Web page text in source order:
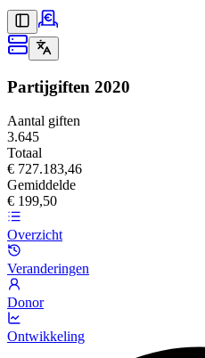
Partijgiften 2020
Aantal giften
3.645
Totaal
€ 727.183,46
Gemiddelde
€ 199,50
Overzicht
Veranderingen
Donor
Ontwikkeling